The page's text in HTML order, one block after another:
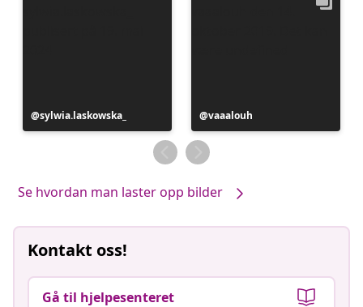
Innlegg
publisert
sylwia.laskowska_
Innlegg
publisert
av
vaaalouh
Se hvordan man laster opp bilder
Kontakt oss!
Gå til hjelpesenteret